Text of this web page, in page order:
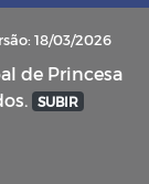
18/03/2026
de Princesa
SUBIR